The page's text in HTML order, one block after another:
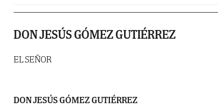
DON JESÚS GÓMEZ GUTIÉRREZ
EL SEÑOR
DON JESÚS GÓMEZ GUTIÉRREZ